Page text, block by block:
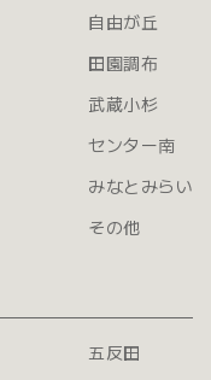
自由が丘
田園調布
武蔵小杉
センター南
みなとみらい
その他
五反田